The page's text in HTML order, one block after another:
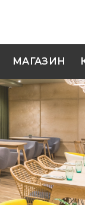
МАГАЗИН